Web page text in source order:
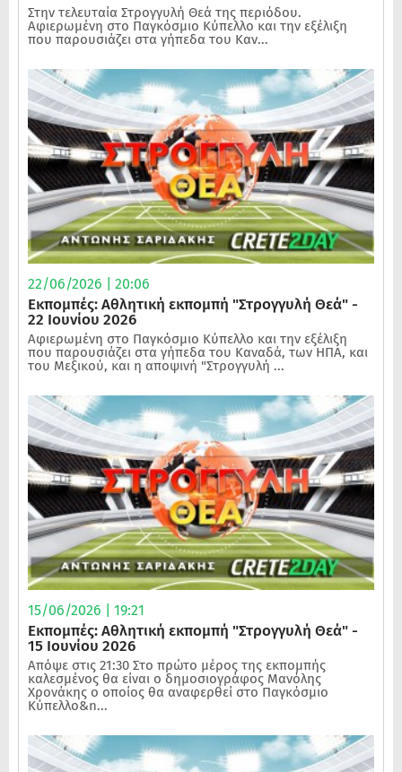
Στην τελευταία Στρογγυλή Θεά της περιόδου.
Αφιερωμένη στο Παγκόσμιο Κύπελλο και την εξέλιξη
που παρουσιάζει στα γήπεδα του Καν...
22/06/2026 | 20:06
Εκπομπές: Αθλητική εκπομπή "Στρογγυλή Θεά" -
22 Ιουνίου 2026
Αφιερωμένη στο Παγκόσμιο Κύπελλο και την εξέλιξη
που παρουσιάζει στα γήπεδα του Καναδά, των ΗΠΑ, και
του Μεξικού, και η αποψινή "Στρογγυλή ...
15/06/2026 | 19:21
Εκπομπές: Αθλητική εκπομπή "Στρογγυλή Θεά" -
15 Ιουνίου 2026
Απόψε στις 21:30 Στο πρώτο μέρος της εκπομπής
καλεσμένος θα είναι ο δημοσιογράφος Μανόλης
Χρονάκης ο οποίος θα αναφερθεί στο Παγκόσμιο
Κύπελλο&n...